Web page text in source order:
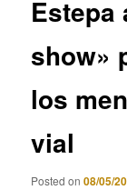
Estepa
show»
los
vial
Posted on08/05/